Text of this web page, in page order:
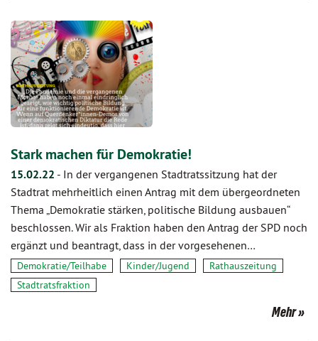
Stark machen für Demokratie!
15.02.22 - In der vergangenen Stadtratssitzung hat der
Stadtrat mehrheitlich einen Antrag mit dem übergeordneten
Thema „Demokratie stärken, politische Bildung ausbauen“
beschlossen. Wir als Fraktion haben den Antrag der SPD noch
ergänzt und beantragt, dass in der vorgesehenen…
Demokratie/Teilhabe Kinder/Jugend
Rathauszeitung
Stadtratsfraktion
Mehr